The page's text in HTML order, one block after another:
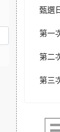
甄選
第一
第二
第三